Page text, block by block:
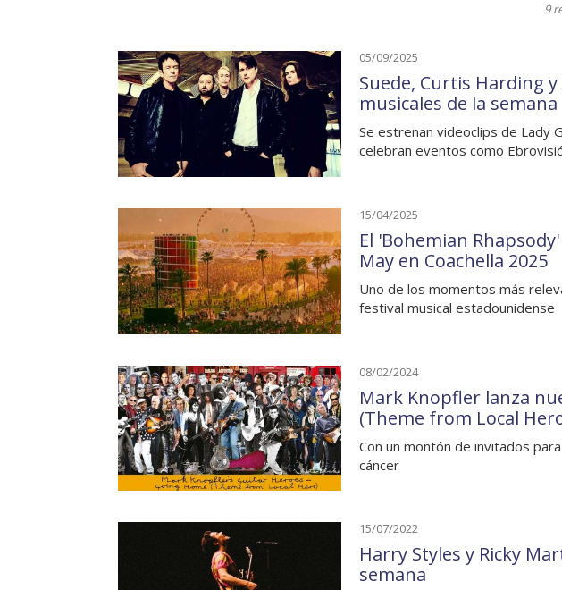
9
05/09/2025
Suede, Curtis Harding
musicales de la semana
Se estrenan videoclips de Lady
celebran eventos como
15/04/2025
El 'Bohemian
May en Coachella 2025
Uno de los momentos más
festival musical estadounidense
08/02/2024
Mark Knopfler lanza
(Theme from Local
Con un montón de invitados
cáncer
15/07/2022
Harry Styles y Ricky
semana